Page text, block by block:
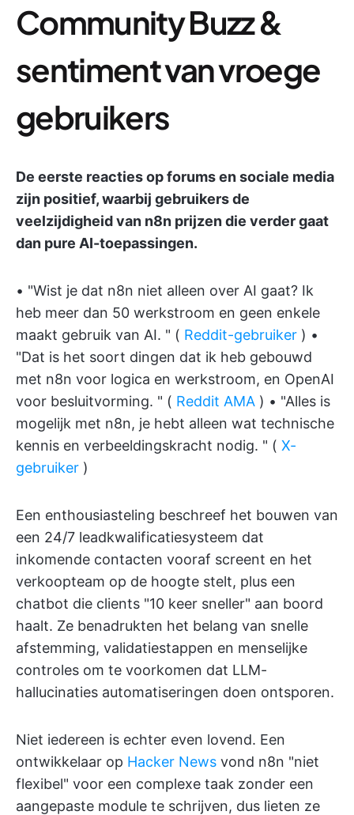
Community Buzz &
sentiment van vroege
gebruikers
De eerste reacties op forums en sociale media
zijn positief, waarbij gebruikers de
veelzijdigheid van n8n prijzen die verder gaat
dan pure AI-toepassingen.
• "Wist je dat n8n niet alleen over AI gaat? Ik
heb meer dan 50 werkstroom en geen enkele
maakt gebruik van AI. " ( Reddit-gebruiker ) •
"Dat is het soort dingen dat ik heb gebouwd
met n8n voor logica en werkstroom, en OpenAI
voor besluitvorming. " ( Reddit AMA ) • "Alles is
mogelijk met n8n, je hebt alleen wat technische
kennis en verbeeldingskracht nodig. " ( X-
gebruiker )
Een enthousiasteling beschreef het bouwen van
een 24/7 leadkwalificatiesysteem dat
inkomende contacten vooraf screent en het
verkoopteam op de hoogte stelt, plus een
chatbot die clients "10 keer sneller" aan boord
haalt. Ze benadrukten het belang van snelle
afstemming, validatiestappen en menselijke
controles om te voorkomen dat LLM-
hallucinaties automatiseringen doen ontsporen.
Niet iedereen is echter even lovend. Een
ontwikkelaar op Hacker News vond n8n "niet
flexibel" voor een complexe taak zonder een
aangepaste module te schrijven, dus lieten ze